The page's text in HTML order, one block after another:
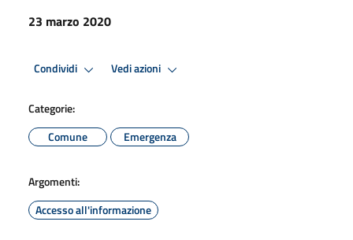
23 marzo 2020
Condividi Vedi azioni
Categorie:
Comune
Emergenza
Argomenti:
Accesso all'informazione